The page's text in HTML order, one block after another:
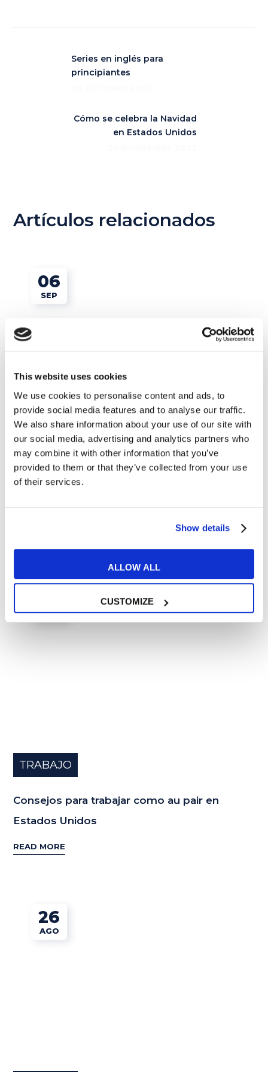
This website uses cookies
We use cookies to personalise content and ads, to
provide social media features and to analyse our traffic.
We also share information about your use of our site with
our social media, advertising and analytics partners who
may combine it with other information that you’ve
provided to them or that they’ve collected from your use
of their services.
Show details
ALLOW ALL
CUSTOMIZE
Series en inglés para
principiantes
Cómo se celebra la Navidad
en Estados Unidos
Artículos relacionados
06
SEP
TRABAJO
Dónde y cómo aprender inglés para
JUN
TRABAJO
Consejos para trabajar como au pair en
Estados Unidos
READ MORE
26
AGO